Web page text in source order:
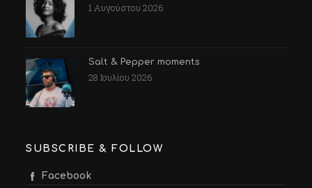
1 Αυγούστου 2026
Salt & Pepper moments
28 Ιουλίου 2026
SUBSCRIBE & FOLLOW
Facebook